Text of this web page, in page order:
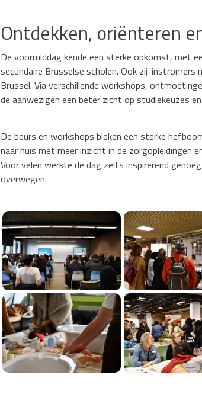
Ontdekken, oriënteren
De voormiddag kende een sterke opkomst, met
secundaire Brusselse scholen. Ook zij-instromers
Brussel. Via verschillende workshops,
de aanwezigen een beter zicht op studiekeuzes
De beurs en workshops bleken een sterke
naar huis met meer inzicht in de zorgopleidingen
Voor velen werkte de dag zelfs inspirerend
overwegen.